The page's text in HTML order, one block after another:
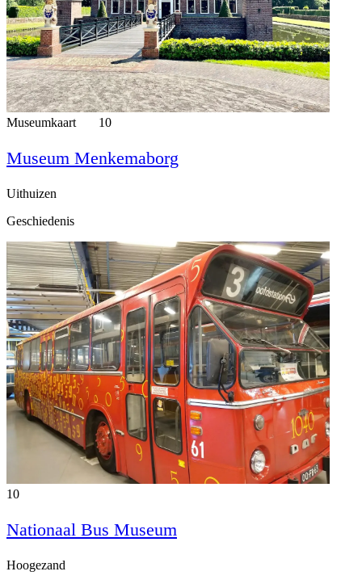
Museumkaart 10
Museum Menkemaborg
Uithuizen
Geschiedenis
10
Nationaal Bus Museum
Hoogezand